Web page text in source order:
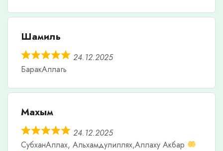
Шамиль
24.12.2025
БаракАллагь
Махым
24.12.2025
СубханАллах, Альхамдулиллях,Аллаху Акбар